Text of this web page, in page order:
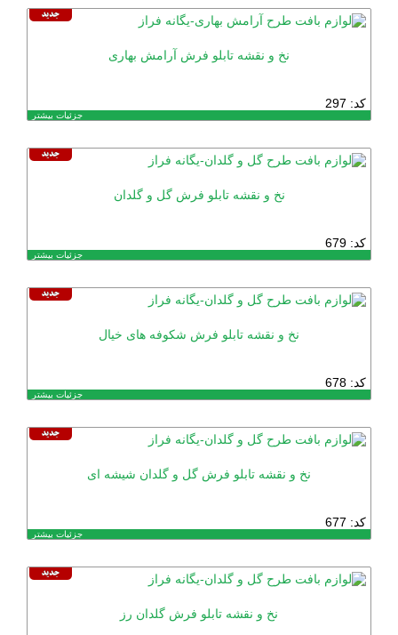
نخ و نقشه تابلو فرش آرامش بهاری
کد: 297
جزئیات بیشتر
نخ و نقشه تابلو فرش گل و گلدان
کد: 679
جزئیات بیشتر
نخ و نقشه تابلو فرش شکوفه های خیال
کد: 678
جزئیات بیشتر
نخ و نقشه تابلو فرش گل و گلدان شیشه ای
کد: 677
جزئیات بیشتر
نخ و نقشه تابلو فرش گلدان رز